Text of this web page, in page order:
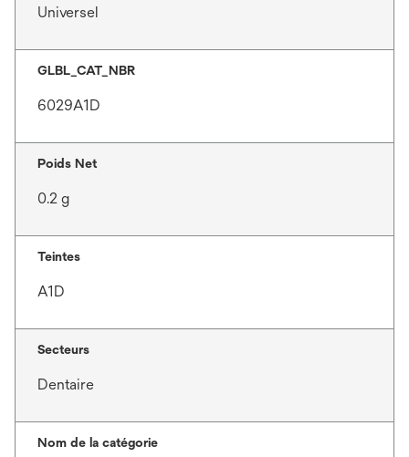
Universel
GLBL_CAT_NBR
6029A1D
Poids Net
0.2 g
Teintes
A1D
Secteurs
Dentaire
Nom de la catégorie